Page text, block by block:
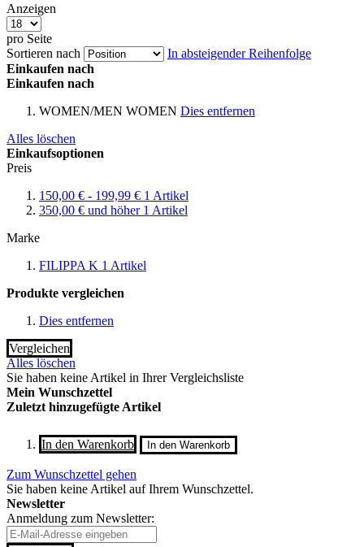
Anzeigen
pro Seite
Sortieren nach
In absteigender Reihenfolge
Einkaufen nach
Einkaufen nach
WOMEN/MEN WOMEN Dies entfernen
Alles löschen
Einkaufsoptionen
Preis
150,00 € - 199,99 € 1 Artikel
350,00 € und höher 1 Artikel
Marke
FILIPPA K 1 Artikel
Produkte vergleichen
Dies entfernen
Vergleichen
Alles löschen
Sie haben keine Artikel in Ihrer Vergleichsliste
Mein Wunschzettel
Zuletzt hinzugefügte Artikel
In den Warenkorb In den Warenkorb
Zum Wunschzettel gehen
Sie haben keine Artikel auf Ihrem Wunschzettel.
Newsletter
Anmeldung zum Newsletter: